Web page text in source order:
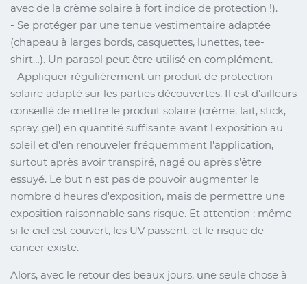
avec de la crème solaire à fort indice de protection !).
- Se protéger par une tenue vestimentaire adaptée
(chapeau à larges bords, casquettes, lunettes, tee-
shirt…). Un parasol peut être utilisé en complément.
- Appliquer régulièrement un produit de protection
solaire adapté sur les parties découvertes. Il est d’ailleurs
conseillé de mettre le produit solaire (crème, lait, stick,
spray, gel) en quantité suffisante avant l'exposition au
soleil et d'en renouveler fréquemment l'application,
surtout après avoir transpiré, nagé ou après s'être
essuyé. Le but n'est pas de pouvoir augmenter le
nombre d'heures d'exposition, mais de permettre une
exposition raisonnable sans risque. Et attention : même
si le ciel est couvert, les UV passent, et le risque de
cancer existe.
Alors, avec le retour des beaux jours, une seule chose à